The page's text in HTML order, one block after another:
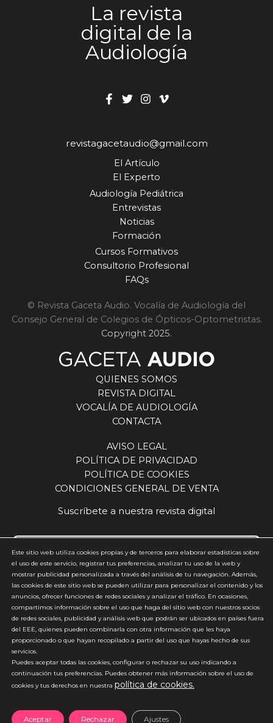
La revista
digital de la
Audiología
revistagacetaudio@gmail.com
El Artículo
El Experto
Audiología Pediátrica
Entrevistas
Noticias
Formación
Cursos Formativos
Consultorio Profesional
FAQs
© Revista Gaceta Audio. Vocalía de Audiología del
Consejo General de Colegios de Ópticos-Optometristas.
Copyright 2025.
QUIENES SOMOS
REVISTA DIGITAL
VOCALÍA DE AUDIOLOGÍA
CONTACTA
AVISO LEGAL
POLÍTICA DE PRIVACIDAD
POLÍTICA DE COOKIES
CONDICIONES GENERAL DE VENTA
Suscríbete a nuestra revista digital
Acepto y estoy de acuerdo con lapolítica de privacidad(requerido)
*
*No enviamos spam
Este sitio web utiliza cookies propias y de terceros para elaborar estadísticas sobre
el uso de este servicio, registrar tus preferencias, analizar tu uso de la web y
mostrar publicidad personalizada a través del análisis de tu navegación. Además,
las cookies de este sitio web se pueden utilizar para personalizar el contenido y los
anuncios, ofrecer funciones de redes sociales y analizar el tráfico. En ocasiones,
compartimos información sobre el uso que haga del sitio web con nuestros socios
de redes sociales, publicidad y análisis web que podrán ser ubicados en países fuera
del EEE, quienes pueden combinarla con otra información que les haya
proporcionado o que hayan recopilado a partir del uso que hayas hecho de sus
servicios.
Puedes aceptar todas las cookies, configurar o rechazar su uso indicando a
continuación tus preferencias. Puedes obtener más información sobre el uso de
cookies y tus derechos en nuestra política de cookies.
Aceptar Rechazar Ajustes